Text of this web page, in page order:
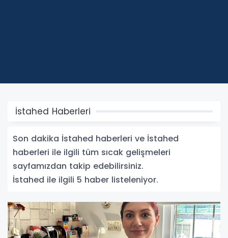
İstahed Haberleri
Son dakika İstahed haberleri ve İstahed
haberleri ile ilgili tüm sıcak gelişmeleri
sayfamızdan takip edebilirsiniz.
İstahed ile ilgili 5 haber listeleniyor.